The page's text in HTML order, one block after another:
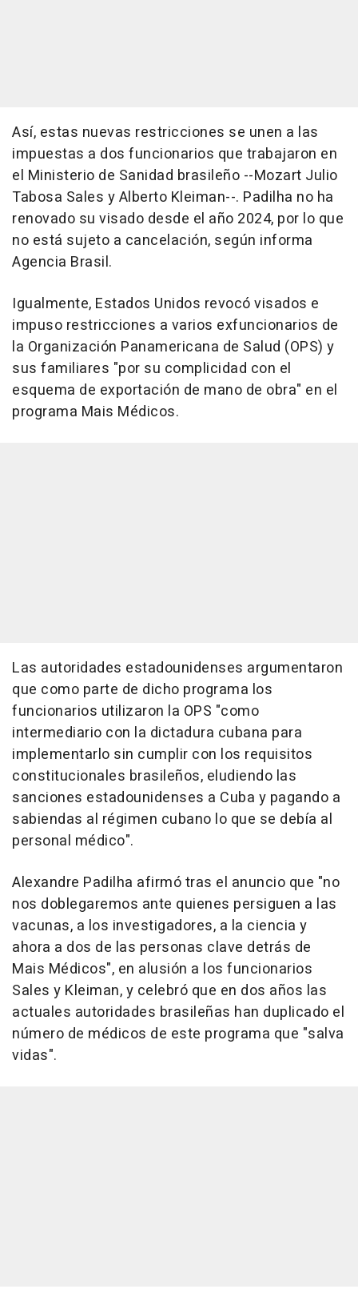
Así, estas nuevas restricciones se unen a las
impuestas a dos funcionarios que trabajaron en
el Ministerio de Sanidad brasileño --Mozart Julio
Tabosa Sales y Alberto Kleiman--. Padilha no ha
renovado su visado desde el año 2024, por lo que
no está sujeto a cancelación, según informa
Agencia Brasil.
Igualmente, Estados Unidos revocó visados e
impuso restricciones a varios exfuncionarios de
la Organización Panamericana de Salud (OPS) y
sus familiares "por su complicidad con el
esquema de exportación de mano de obra" en el
programa Mais Médicos.
Las autoridades estadounidenses argumentaron
que como parte de dicho programa los
funcionarios utilizaron la OPS "como
intermediario con la dictadura cubana para
implementarlo sin cumplir con los requisitos
constitucionales brasileños, eludiendo las
sanciones estadounidenses a Cuba y pagando a
sabiendas al régimen cubano lo que se debía al
personal médico".
Alexandre Padilha afirmó tras el anuncio que "no
nos doblegaremos ante quienes persiguen a las
vacunas, a los investigadores, a la ciencia y
ahora a dos de las personas clave detrás de
Mais Médicos", en alusión a los funcionarios
Sales y Kleiman, y celebró que en dos años las
actuales autoridades brasileñas han duplicado el
número de médicos de este programa que "salva
vidas".